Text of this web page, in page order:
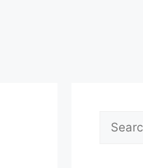
for: